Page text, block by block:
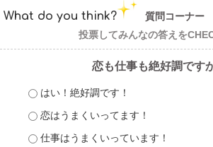
What do you think?
質問コーナー
投票してみんなの答えを
恋も仕事も絶好調です
はい！絶好調です！
恋はうまくいってます！
仕事はうまくいっています！